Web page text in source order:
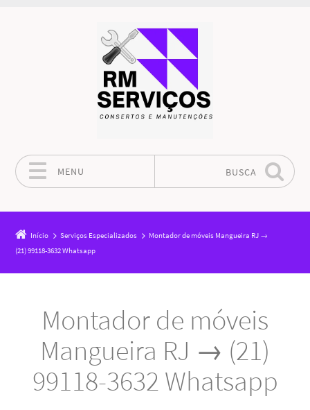
MENU BUSCA
Início Serviços Especializados
Montador de móveis Mangueira RJ →
(21) 99118-3632 Whatsapp
Montador de móveis
Mangueira RJ → (21)
99118-3632 Whatsapp